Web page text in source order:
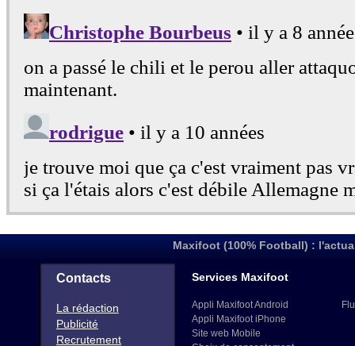
43(173)
44(182) MACAU
922
46(188) LAOS
912
47(189) BHOUTAN
48(190)
49(191) BRUNEI
50
(192) SAMOA AMÉRIC.
51
(194) SAMOA
894
879
867
TONGA
Maxifoot (100% Football) :
Contacts
La rédaction
Publicité
Recrutement
Services Maxifoot
Appli Maxifoot Android
Appli Maxifoot iPhone
Site web Mobile